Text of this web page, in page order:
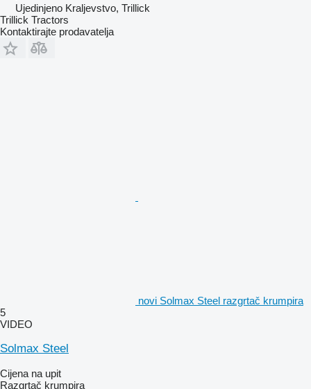
Ujedinjeno Kraljevstvo, Trillick
Trillick Tractors
Kontaktirajte prodavatelja
novi Solmax Steel razgrtač krumpira
5
VIDEO
Solmax Steel
Cijena na upit
Razgrtač krumpira